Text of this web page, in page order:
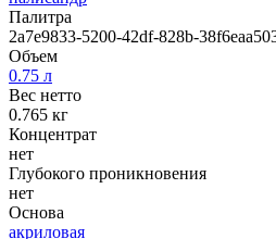
Палитра
2a7e9833-5200-42df-828b-
Объем
0.75 л
Вес нетто
0.765 кг
Концентрат
нет
Глубокого проникновения
нет
Основа
акриловая